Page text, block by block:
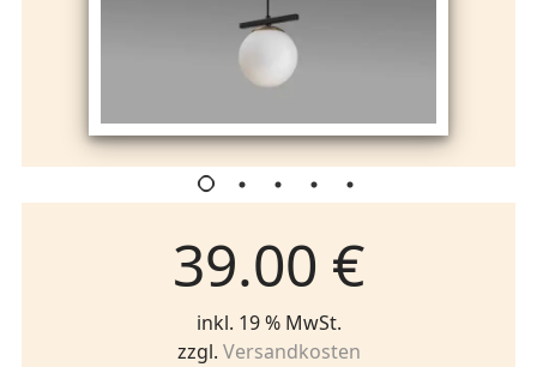
39.00 €
inkl. 19 % MwSt.
zzgl. Versandkosten